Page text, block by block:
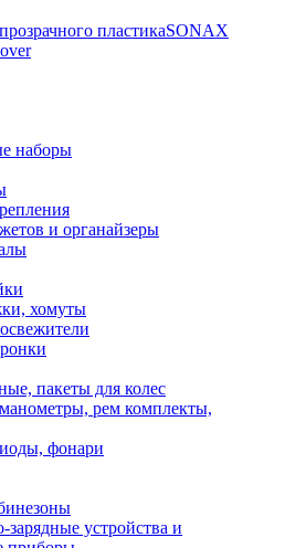
пластикаSONAX
наборы
и органайзеры
хомуты
пакеты для колес
рем комплекты,
фонари
зарядные устройства и